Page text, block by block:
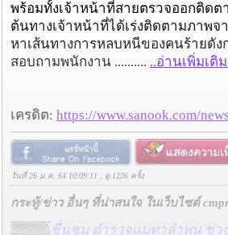
พร้อมทั้งเจ้าหน้าที่สายตรวจออกติดต
ต้นทางเจ้าหน้าที่ได้เร่งติดตามภาพจ
หาเส้นทางการหลบหนีของคนร้ายดัง
สอบถามพนักงาน .......... ..อ่านเพิ่มเติม
เครดิต: https://www.sanook.com/
วันที่ 26 ม.ค. 64 10:09:11 , ดู 1226 ครั้ง
กระทู้/ข่าว อื่นๆ ที่น่าสนใจ ในเว็บไซต์
ชื่นชม ตำรวจแม่ทาลำพูน ช่ว